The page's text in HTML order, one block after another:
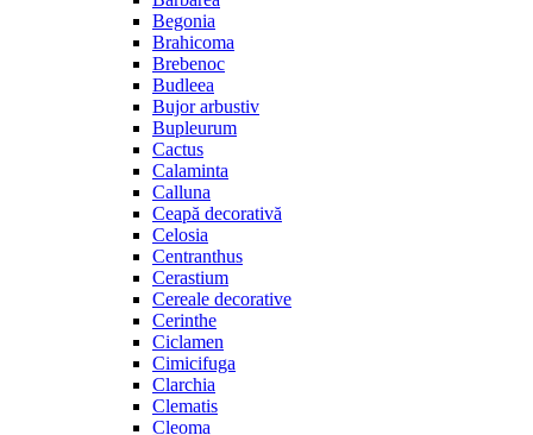
Begonia
Brahicoma
Brebenoc
Budleea
Bujor arbustiv
Bupleurum
Cactus
Calaminta
Calluna
Ceapă decorativă
Celosia
Centranthus
Cerastium
Cereale decorative
Cerinthe
Ciclamen
Cimicifuga
Clarchia
Clematis
Cleoma